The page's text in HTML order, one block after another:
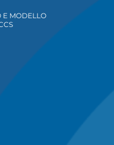
E MODELLO